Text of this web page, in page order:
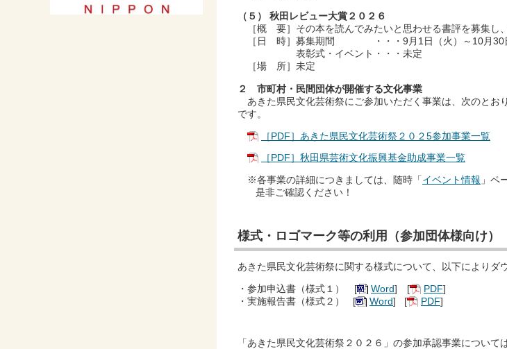
（５） 秋田レビュー大賞２０２６
［概 要］その本を読んでみたいと思わせる書評を募集し、
［日 時］募集期間 ・・・9月1日（火）～10月30日
表彰式・イベント・・・未定
［場 所］未定
２ 市町村・民間団体が開催する文化事業
あきた県民文化芸術祭にご参加いただく事業は、次のとお
です。
［PDF］あきた県民文化芸術祭２０２5参加事業一覧
［PDF］秋田県芸術文化振興基金助成事業一覧
※各事業の詳細につきましては、随時「 イベント情報 」ペ
是非ご確認ください！
様式・ロゴマーク等の利用（参加団体様向け）
あきた県民文化芸術祭に関する様式について、以下によりダ
・参加申込書（様式１） [ Word] [ PDF]
・実施報告書（様式２） [
Word] [ PDF]
「あきた県民文化芸術祭２０２６」の参加承認事業につい